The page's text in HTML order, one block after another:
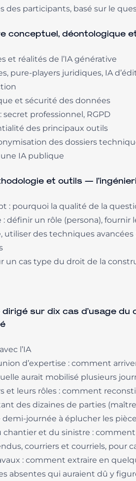
participants, basé sur le
conceptuel, déontologique
réalités de l’IA générative
pure-players juridiques, IA
et sécurité des données
secret professionnel, RGPD
des principaux outils
des dossiers
IA publique
et outils —
: pourquoi la qualité de la
définir un rôle (persona),
utiliser des techniques
un cas type du droit de la
sur dix cas d’usage
l’IA
d’expertise : comment
aurait mobilisé plusieurs
et leurs rôles : comment
des dizaines de parties
demi-journée à éplucher les
chantier et du sinistre :
courriers et courriels, pour
: comment extraire en
absentes qui auraient dû y